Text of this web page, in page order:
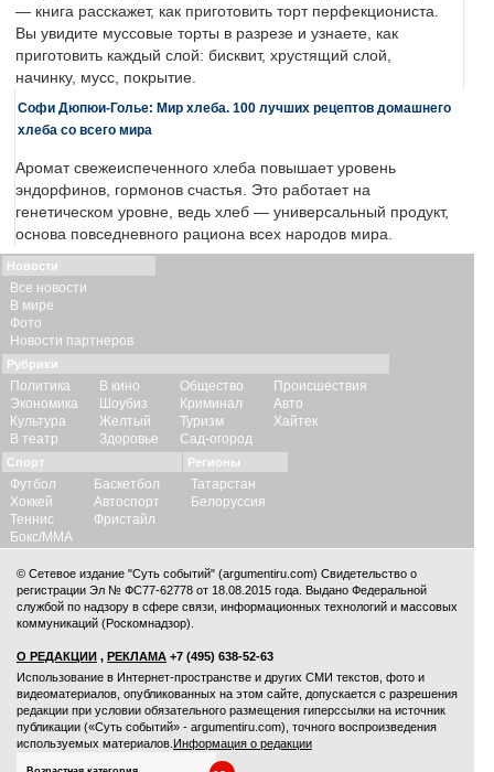
— книга расскажет, как приготовить торт перфекциониста.
Вы увидите муссовые торты в разрезе и узнаете, как
приготовить каждый слой: бисквит, хрустящий слой,
начинку, мусс, покрытие.
Софи Дюпюи-Голье: Мир хлеба. 100 лучших рецептов домашнего
хлеба со всего мира
Аромат свежеиспеченного хлеба повышает уровень
эндорфинов, гормонов счастья. Это работает на
генетическом уровне, ведь хлеб — универсальный продукт,
основа повседневного рациона всех народов мира.
Новости
Все новости
В мире
Фото
Новости партнеров
Рубрики
Политика
Экономика
Культура
В театр
В кино
Шоубиз
Желтый
Здоровье
Общество
Криминал
Туризм
Сад-огород
Происшествия
Авто
Хайтек
Спорт
Футбол
Хоккей
Теннис
Бокс/ММА
Баскетбол
Автоспорт
Фристайл
Регионы
Татарстан
Белоруссия
© Сетевое издание "Суть событий" (argumentiru.com) Свидетельство о
регистрации Эл № ФС77-62778 от 18.08.2015 года. Выдано Федеральной
службой по надзору в сфере связи, информационных технологий и массовых
коммуникаций (Роскомнадзор).
О РЕДАКЦИИ , РЕКЛАМА +7 (495) 638-52-63
Использование в Интернет-пространстве и других СМИ текстов, фото и
видеоматериалов, опубликованных на этом сайте, допускается с разрешения
редакции при условии обязательного размещения гиперссылки на источник
публикации («Суть событий» - argumentiru.com), точного воспроизведения
используемых материалов. Информация о редакции